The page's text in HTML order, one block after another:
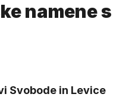
namene s
Svobode in Levice